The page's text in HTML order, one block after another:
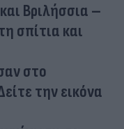
Βριλήσσια –
σπίτια και
στο
την εικόνα